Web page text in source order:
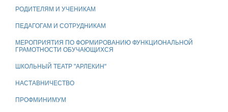
РОДИТЕЛЯМ И УЧЕНИКАМ
ПЕДАГОГАМ И СОТРУДНИКАМ
МЕРОПРИЯТИЯ ПО ФОРМИРОВАНИЮ ФУНКЦИОНАЛЬНОЙ
ГРАМОТНОСТИ ОБУЧАЮЩИХСЯ
ШКОЛЬНЫЙ ТЕАТР "АРЛЕКИН"
НАСТАВНИЧЕСТВО
ПРОФМИНИМУМ